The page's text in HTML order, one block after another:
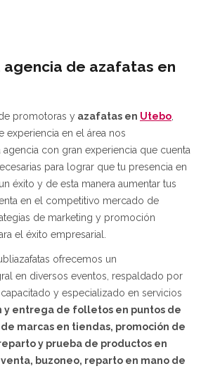
agencia de azafatas en
promotoras y azafatas en Utebo
experiencia en el área nos
con gran experiencia que cuenta
para lograr que tu presencia en
éxito y de esta manera aumentar tus
en el competitivo mercado de
de marketing y promoción
el éxito empresarial.
ofrecemos un
en diversos eventos, respaldado por
y especializado en servicios
y entrega de folletos en puntos de
marcas en tiendas, promoción de
y prueba de productos en
buzoneo, reparto en mano de